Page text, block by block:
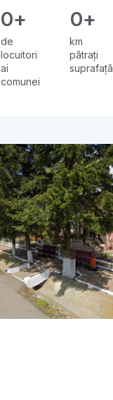
de
locuitori
ai
comunei
0+
km
pătrați
suprafață
0+